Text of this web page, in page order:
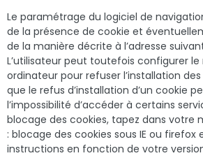
Le paramétrage du logiciel de
de la présence de cookie et
de la manière décrite à l’adresse
L’utilisateur peut toutefois configurer
ordinateur pour refuser l’installation
que le refus d’installation d’un cookie
l’impossibilité d’accéder à certains
blocage des cookies, tapez dans votre
: blocage des cookies sous IE ou firefox
instructions en fonction de votre